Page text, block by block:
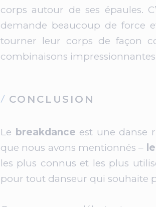
corps autour de ses épaules.
demande beaucoup de force
tourner leur corps de façon
combinaisons
CONCLUSION
Le breakdance est une danse
que nous avons mentionnés –
les plus connus et les plus
pour tout danseur qui souhaite